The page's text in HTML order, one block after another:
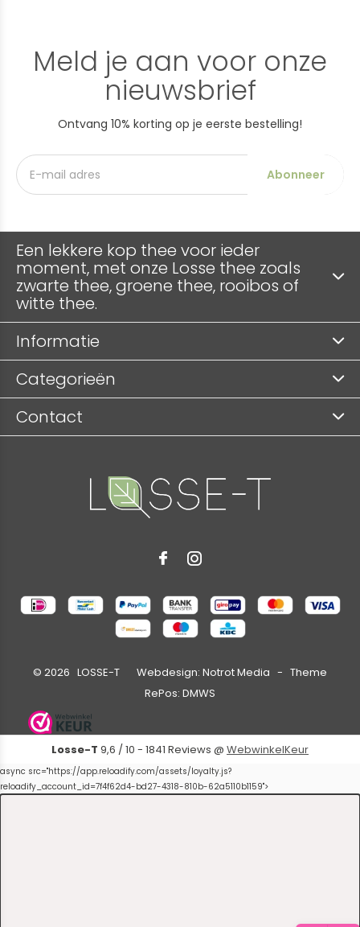
Meld je aan voor onze
nieuwsbrief
Ontvang 10% korting op je eerste bestelling!
Abonneer
Een lekkere kop thee voor ieder
moment, met onze Losse thee zoals
zwarte thee, groene thee, rooibos of
witte thee.
Informatie
Categorieën
Contact
© 2026 LOSSE-T Webdesign: Notrot Media - Theme
RePos: DMWS
Losse-T 9,6 / 10 - 1841 Reviews @ WebwinkelKeur
async src="https://app.reloadify.com/assets/loyalty.js?
reloadify_account_id=7f4f62d4-bd27-4318-810b-62a5110b1159">